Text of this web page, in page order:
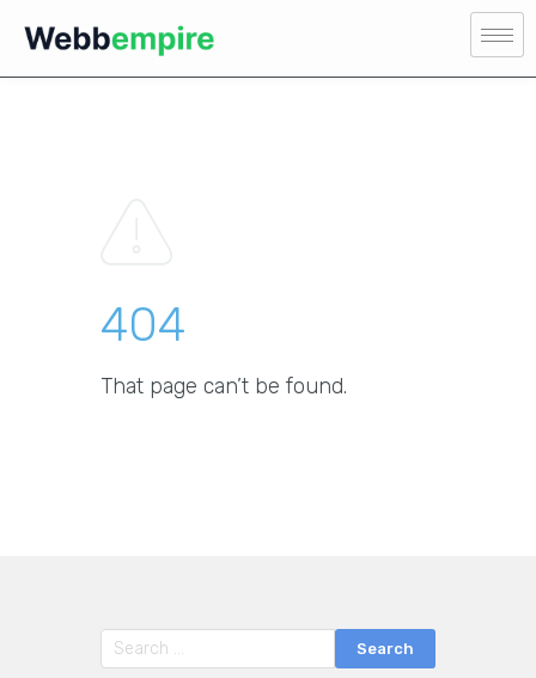
404
That page can’t be found.